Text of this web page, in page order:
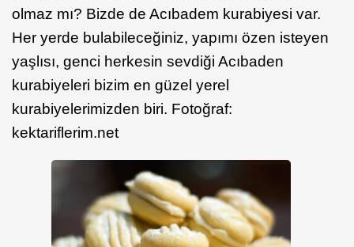
olmaz mı? Bizde de Acıbadem kurabiyesi var.
Her yerde bulabileceğiniz, yapımı özen isteyen
yaşlısı, genci herkesin sevdiği Acıbaden
kurabiyeleri bizim en güzel yerel
kurabiyelerimizden biri. Fotoğraf:
kektariflerim.net